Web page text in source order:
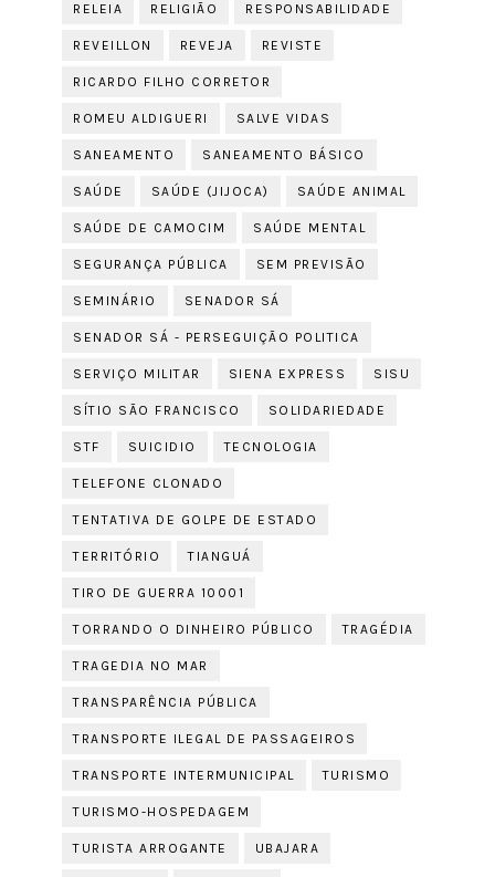
RELEIA RELIGIÃO RESPONSABILIDADE
REVEILLON REVEJA REVISTE
RICARDO FILHO CORRETOR
ROMEU ALDIGUERI SALVE VIDAS
SANEAMENTO SANEAMENTO BÁSICO
SAÚDE SAÚDE (JIJOCA) SAÚDE ANIMAL
SAÚDE DE CAMOCIM SAÚDE MENTAL
SEGURANÇA PÚBLICA SEM PREVISÃO
SEMINÁRIO SENADOR SÁ
SENADOR SÁ - PERSEGUIÇÃO POLITICA
SERVIÇO MILITAR SIENA EXPRESS SISU
SÍTIO SÃO FRANCISCO SOLIDARIEDADE
STF SUICIDIO TECNOLOGIA
TELEFONE CLONADO
TENTATIVA DE GOLPE DE ESTADO
TERRITÓRIO TIANGUÁ
TIRO DE GUERRA 10001
TORRANDO O DINHEIRO PÚBLICO TRAGÉDIA
TRAGEDIA NO MAR
TRANSPARÊNCIA PÚBLICA
TRANSPORTE ILEGAL DE PASSAGEIROS
TRANSPORTE INTERMUNICIPAL TURISMO
TURISMO-HOSPEDAGEM
TURISTA ARROGANTE UBAJARA